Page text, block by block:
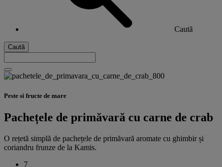
Caută
Caută
Peste si fructe de mare
Pachețele de primăvară cu carne de crab
O rețetă simplă de pachețele de primăvară aromate cu ghimbir și
coriandru frunze de la Kamis.
7